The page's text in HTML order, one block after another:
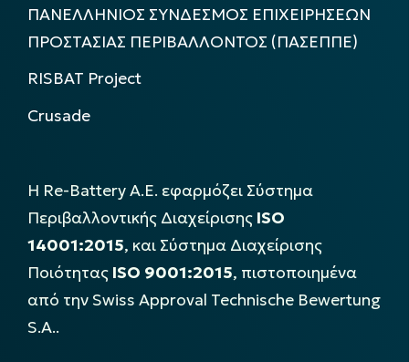
ΠΑΝΕΛΛΗΝΙΟΣ ΣΥΝΔΕΣΜΟΣ ΕΠΙΧΕΙΡΗΣΕΩΝ
ΠΡΟΣΤΑΣΙΑΣ ΠΕΡΙΒΑΛΛΟΝΤΟΣ (ΠΑΣΕΠΠΕ)
RISBAT Project
Crusade
Η Re-Battery Α.Ε. εφαρμόζει Σύστημα
Περιβαλλοντικής Διαχείρισης ISO
14001:2015, και Σύστημα Διαχείρισης
Ποιότητας ISO 9001:2015, πιστοποιημένα
από την Swiss Approval Technische Bewertung
S.A..